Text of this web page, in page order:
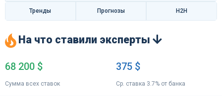
Тренды Прогнозы H2H
На что ставили эксперты
68 200 $
Сумма всех ставок
375 $
Ср. ставка 3.7% от банка